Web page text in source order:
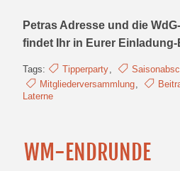
Petras Adresse und die
findet Ihr in Eurer Einladung-
Tags: Tipperparty,
Mitgliederversammlung,
Laterne
WM-ENDRUNDE